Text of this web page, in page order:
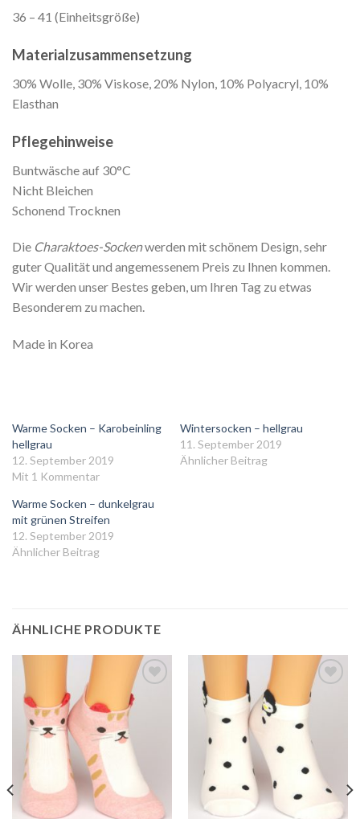
36 – 41 (Einheitsgröße)
Materialzusammensetzung
30% Wolle, 30% Viskose, 20% Nylon, 10% Polyacryl, 10%
Elasthan
Pflegehinweise
Buntwäsche auf 30°C
Nicht Bleichen
Schonend Trocknen
Die Charaktoes-Sockenwerden mit schönem Design, sehr
guter Qualität und angemessenem Preis zu Ihnen kommen.
Wir werden unser Bestes geben, um Ihren Tag zu etwas
Besonderem zu machen.
Made in Korea
Warme Socken – Karobeinling
hellgrau
12. September 2019
Mit 1 Kommentar
Wintersocken – hellgrau
11. September 2019
Ähnlicher Beitrag
Warme Socken – dunkelgrau
mit grünen Streifen
12. September 2019
Ähnlicher Beitrag
ÄHNLICHE PRODUKTE
Wunschliste